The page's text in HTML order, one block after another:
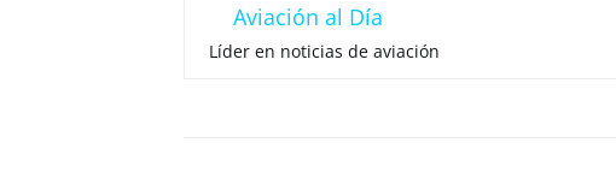
Aviación al Día
Líder en noticias de aviación